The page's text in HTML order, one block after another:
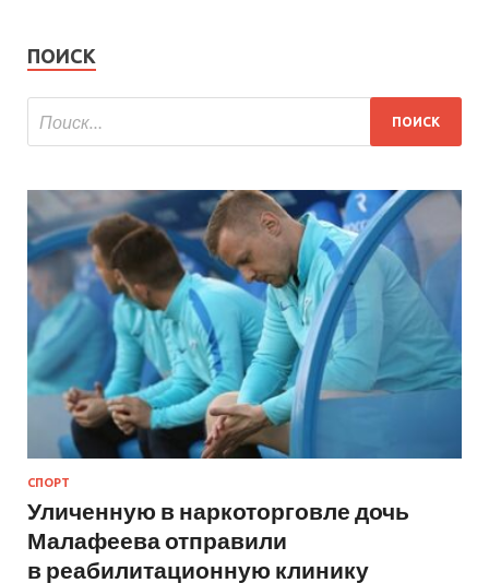
ПОИСК
СПОРТ
Уличенную в наркоторговле дочь
Малафеева отправили
в реабилитационную клинику